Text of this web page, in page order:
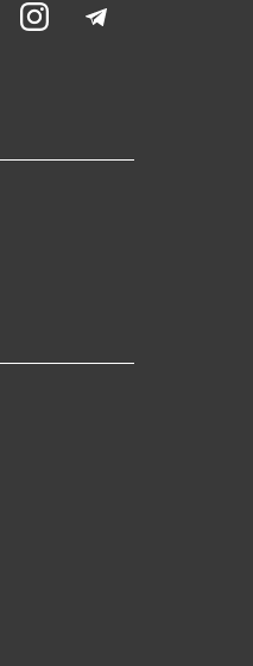
YoutubeInstagram